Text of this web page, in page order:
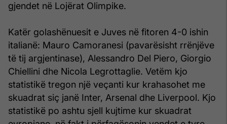
gjendet në Lojërat Olimpike.
Katër golashënuesit e Juves në fitoren 4-0 ishin
italianë: Mauro Camoranesi (pavarësisht rrënjëve
të tij argjentinase), Alessandro Del Piero, Giorgio
Chiellini dhe Nicola Legrottaglie. Vetëm kjo
statistikë tregon një veçanti kur krahasohet me
skuadrat siç janë Inter, Arsenal dhe Liverpool. Kjo
statistikë po ashtu sjell kujtime kur skuadrat